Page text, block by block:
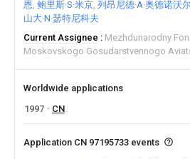
恩 鲍里斯·S·米京 列昂尼德·A·奥德诺沃
山大·N·瑟特尼科夫
Current Assignee
Mezhdunarodny
Moskovskogo Gosudarstvennogo
Worldwide applications
1997
CN
Application CN 97195733 events